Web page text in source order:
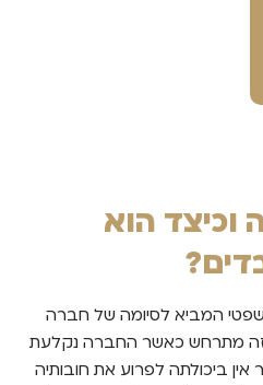
וכיצד הוא
המביא לסיומה של חברה
זה מתרחש כאשר החברה נקלעת
אין ביכולתה לפרוע את חובותיה